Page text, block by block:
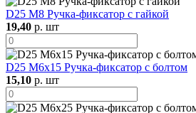
D25 М8 Ручка-фиксатор с гайкой
19,40 р. шт
D25 М6х15 Ручка-фиксатор с болтом
15,10 р. шт